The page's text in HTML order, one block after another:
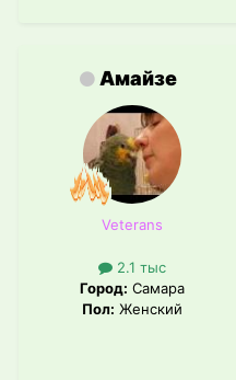
Амайзе
Veterans
2.1 тыс
Город: Самара
Пол: Женский